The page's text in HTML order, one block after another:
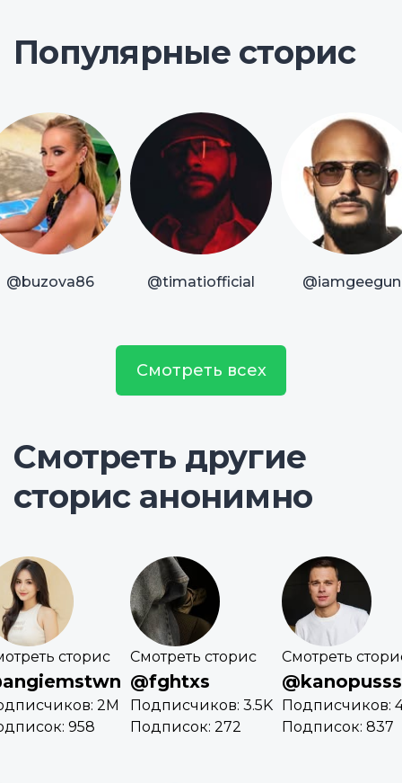
Популярные сторис
@buzova86 @timatiofficial @iamgeegun
Смотреть всех
Смотреть другие
сторис анонимно
сторис
2M
958
Смотреть сторис
@fghtxs
Подписчиков: 3.5K
Подписок: 272
Смотреть
Подписчиков:
Подписок: 837